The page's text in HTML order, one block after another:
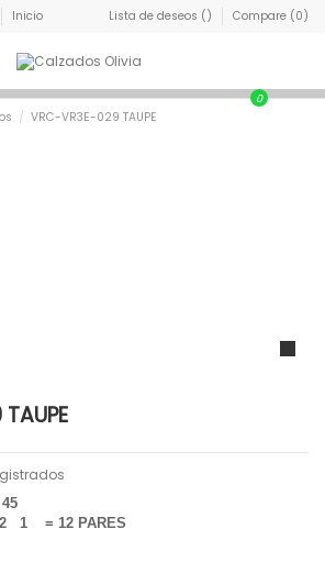
Inicio Lista de deseos () Compare (0)
0
VRC-VR3E-029 TAUPE
PARES